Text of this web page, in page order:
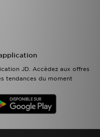
JD. Accèdez aux offres
tendances du moment